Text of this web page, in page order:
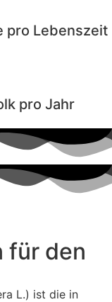
pro Lebenszeit
pro Jahr
für den
L.) ist die in